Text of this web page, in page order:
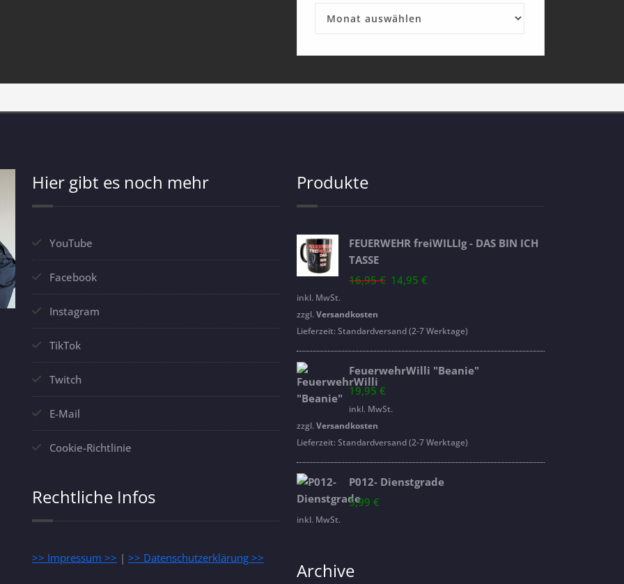
Hier gibt es noch mehr
YouTube
Facebook
Instagram
TikTok
Twitch
E-Mail
Cookie-Richtlinie
Rechtliche Infos
>> Impressum >> | >> Datenschutzerklärung >>
Produkte
FEUERWEHR freiWILLIg - DAS BIN ICH
TASSE
16,95€ Ursprünglicher
16,95 €
14,95 €
14,95 €.
inkl. MwSt.
zzgl.Versandkosten
Lieferzeit:Standardversand (2-7 Werktage)
FeuerwehrWilli "Beanie"
19,95 €
inkl. MwSt.
zzgl.Versandkosten
Lieferzeit:Standardversand (2-7 Werktage)
P012- Dienstgrade
5,99 €
inkl. MwSt.
Archive